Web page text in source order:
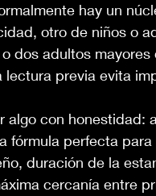
hay un
otro de niños o
dos adultos
previa evita
algo con honestidad:
fórmula perfecta
duración de la
cercanía entre